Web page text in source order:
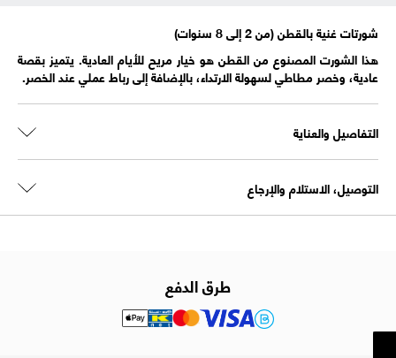
شورتات غنية بالقطن (من 2 إلى 8 سنوات)
هذا الشورت المصنوع من القطن هو خيار مريح للأيام العادية. يتميز بقصة
عادية، وخصر مطاطي لسهولة الارتداء، بالإضافة إلى رباط عملي عند الخصر.
التفاصيل والعناية
التوصيل، الاستلام والإرجاع
طرق الدفع